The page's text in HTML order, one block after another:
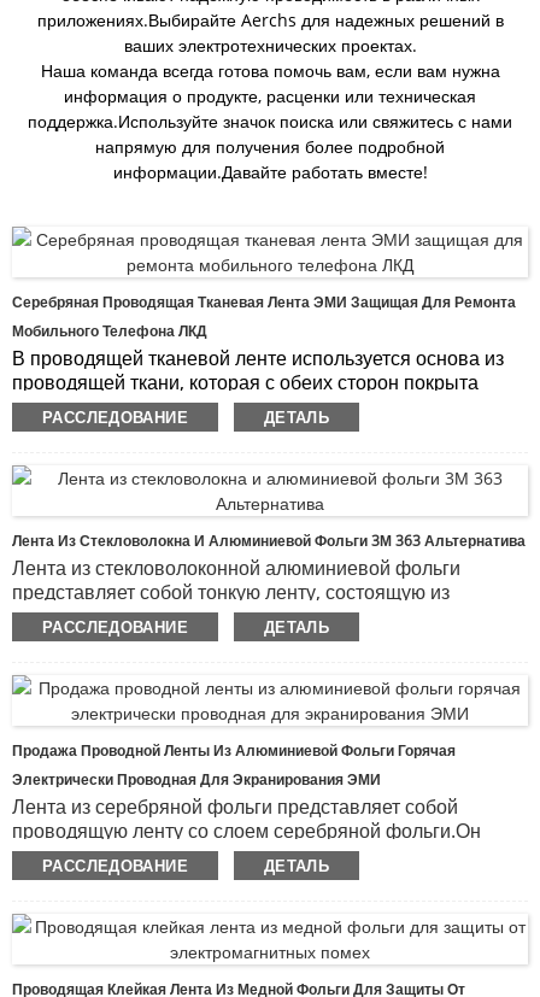
приложениях.Выбирайте Aerchs для надежных решений в
ваших электротехнических проектах.
Наша команда всегда готова помочь вам, если вам нужна
информация о продукте, расценки или техническая
поддержка.Используйте значок поиска или свяжитесь с нами
напрямую для получения более подробной
информации.Давайте работать вместе!
Серебряная Проводящая Тканевая Лента ЭМИ Защищая Для Ремонта
Мобильного Телефона ЛКД
В проводящей тканевой ленте используется основа из
проводящей ткани, которая с обеих сторон покрыта
высокоэффективным электропроводящим клеем.Он
также оснащен съемным вкладышем, который можно
термостойкость, сопротивление сдвигу и проводимость,
а также эффективно защищает от электромагнитных
преимущества тканевой основы с электропроводностью,
что делает его надежным клеем, обеспечивающим
прохождение электрического тока.
РАССЛЕДОВАНИЕ ДЕТАЛЬ
Лента Из Стекловолокна И Алюминиевой Фольги 3М 363 Альтернатива
Лента из стекловолоконной алюминиевой фольги
представляет собой тонкую ленту, состоящую из
стекловолоконной ткани и ламината из алюминиевой
фольги.Алюминиевая стеклотканевая лента
способность, а также превосходную гибкость.Лента из
стекловолокна и алюминиевой фольги обеспечивает
химикатов и масла, грязи, жира и дорожной грязи.Его
можно легко наносить на поверхности или обертывать
вокруг шлангов и проводов, чтобы придать аккуратный и
профессиональный вид, одновременно эффективно
защищая детали и компоненты.Широко используется для
герметизации соединений вытяжных каналов кухни и
ремонта трещин на пластиковых, эмалированных тазах
и других поверхностях.
РАССЛЕДОВАНИЕ ДЕТАЛЬ
Продажа Проводной Ленты Из Алюминиевой Фольги Горячая
Электрически Проводная Для Экранирования ЭМИ
Лента из серебряной фольги представляет собой
проводящую ленту со слоем серебряной фольги.Он
обладает превосходной проводимостью и стойкостью к
окислению, что делает его идеальным для применений,
проводимости.Серебро, известное своей
исключительной электропроводностью, обеспечивает
РАССЛЕДОВАНИЕ ДЕТАЛЬ
Проводящая Клейкая Лента Из Медной Фольги Для Защиты От